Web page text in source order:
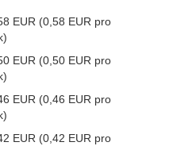
EUR (0,58 EUR pro
EUR (0,50 EUR pro
EUR (0,46 EUR pro
EUR (0,42 EUR pro